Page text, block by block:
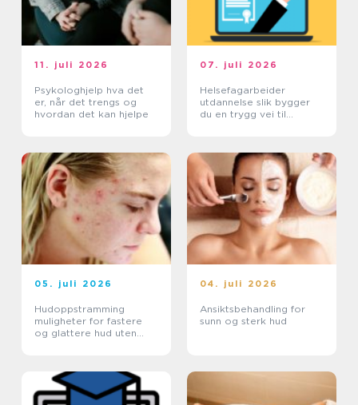
11. juli 2026
Psykologhjelp hva det
er, når det trengs og
hvordan det kan hjelpe
07. juli 2026
Helsefagarbeider
utdannelse slik bygger
du en trygg vei til
05. juli 2026
Hudoppstramming
muligheter for fastere
og glattere hud uten
04. juli 2026
Ansiktsbehandling for
sunn og sterk hud